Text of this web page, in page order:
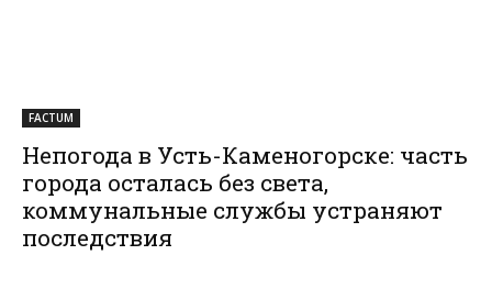
FACTUM
Непогода в Усть-Каменогорске: часть
города осталась без света,
коммунальные службы устраняют
последствия